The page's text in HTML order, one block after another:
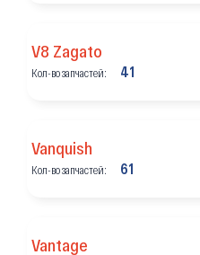
V8 Zagato
Кол-во запчастей: 41
Vanquish
Кол-во запчастей: 61
Vantage